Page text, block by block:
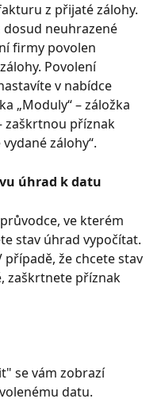
z přijaté zálohy.
neuhrazené
firmy povolen
Povolení
v nabídce
„Moduly“ – záložka
zaškrtnou příznak
zálohy“.
úhrad k datu
ve kterém
stav úhrad vypočítat.
případě, že chcete stav
zaškrtnete příznak
se vám zobrazí
datu.